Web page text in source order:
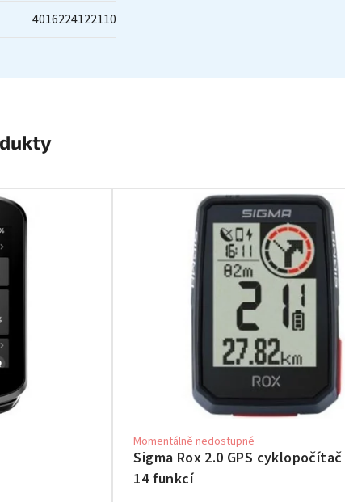
4016224122110
Sigma Rox 2.0 GPS cyklopočítač
14 funkcí
Momentálně nedostupné